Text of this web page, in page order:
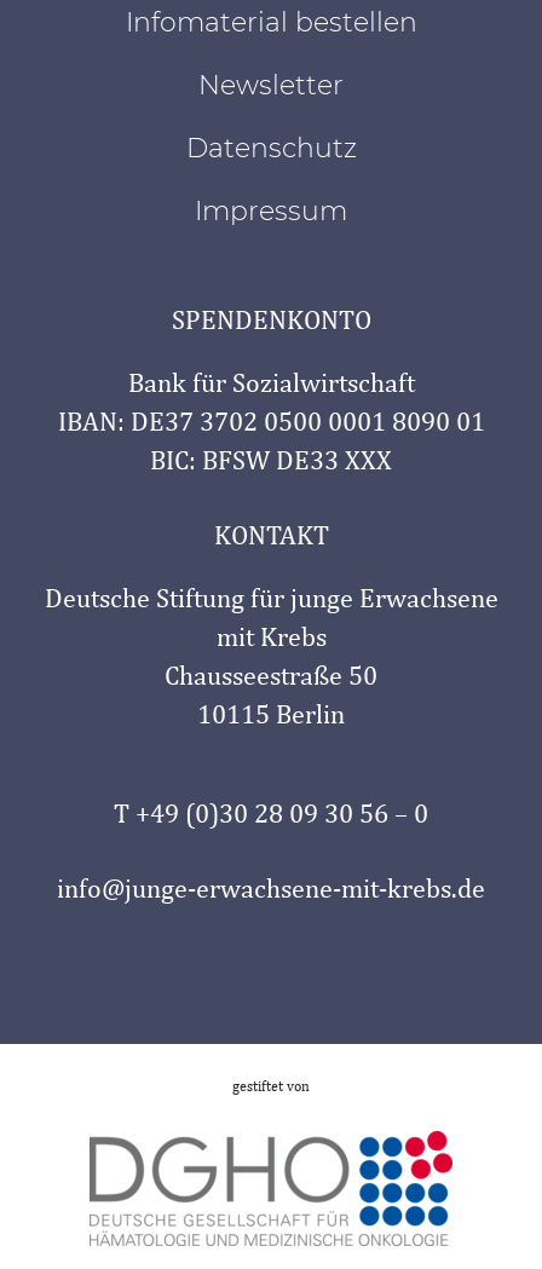
Infomaterial bestellen
Newsletter
Datenschutz
Impressum
SPENDENKONTO
Bank für Sozialwirtschaft
IBAN: DE37 3702 0500 0001 8090 01
BIC: BFSW DE33 XXX
KONTAKT
Deutsche Stiftung für junge Erwachsene
mit Krebs
Chausseestraße 50
10115 Berlin
T +49 (0)30 28 09 30 56 – 0
info@junge-erwachsene-mit-krebs.de
gestiftet von